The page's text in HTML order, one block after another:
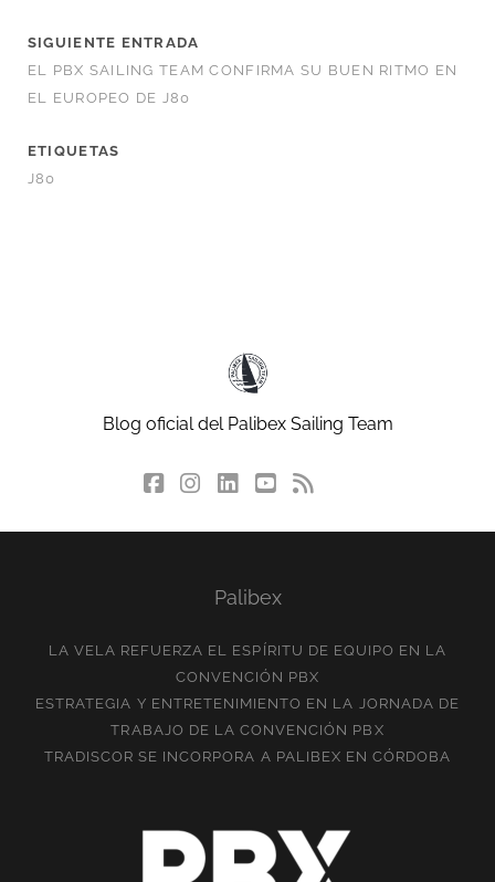
SIGUIENTE ENTRADA
EL PBX SAILING TEAM CONFIRMA SU BUEN RITMO EN
EL EUROPEO DE J80
ETIQUETAS
J80
Blog oficial del Palibex Sailing Team
facebook
instagram
linkedin
youtube
rss
Palibex
LA VELA REFUERZA EL ESPÍRITU DE EQUIPO EN LA
CONVENCIÓN PBX
ESTRATEGIA Y ENTRETENIMIENTO EN LA JORNADA DE
TRABAJO DE LA CONVENCIÓN PBX
TRADISCOR SE INCORPORA A PALIBEX EN CÓRDOBA